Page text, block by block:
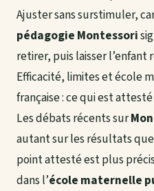
Ajuster sans surstimuler,
pédagogie Montessori
retirer, puis laisser l’enfant
Efficacité, limites et école
française : ce qui est attesté
Les débats récents sur
autant sur les résultats que
point attesté est plus
dans l’école maternelle